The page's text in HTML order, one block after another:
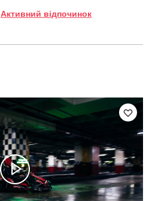
Активний відпочинок